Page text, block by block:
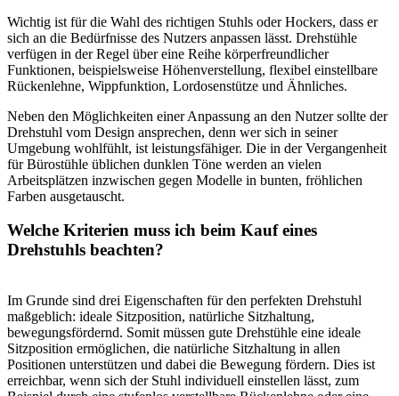
Wichtig ist für die Wahl des richtigen Stuhls oder Hockers, dass er
sich an die Bedürfnisse des Nutzers anpassen lässt. Drehstühle
verfügen in der Regel über eine Reihe körperfreundlicher
Funktionen, beispielsweise Höhenverstellung, flexibel einstellbare
Rückenlehne, Wippfunktion, Lordosenstütze und Ähnliches.
Neben den Möglichkeiten einer Anpassung an den Nutzer sollte der
Drehstuhl vom Design ansprechen, denn wer sich in seiner
Umgebung wohlfühlt, ist leistungsfähiger. Die in der Vergangenheit
für Bürostühle üblichen dunklen Töne werden an vielen
Arbeitsplätzen inzwischen gegen Modelle in bunten, fröhlichen
Farben ausgetauscht.
Welche Kriterien muss ich beim Kauf eines
Drehstuhls beachten?
Im Grunde sind drei Eigenschaften für den perfekten Drehstuhl
maßgeblich: ideale Sitzposition, natürliche Sitzhaltung,
bewegungsfördernd. Somit müssen gute Drehstühle eine ideale
Sitzposition ermöglichen, die natürliche Sitzhaltung in allen
Positionen unterstützen und dabei die Bewegung fördern. Dies ist
erreichbar, wenn sich der Stuhl individuell einstellen lässt, zum